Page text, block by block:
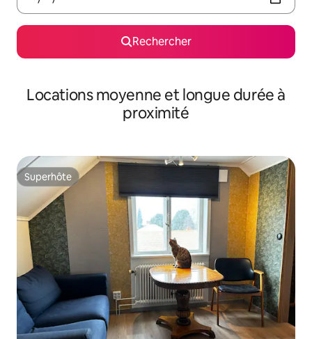
Rechercher
Locations moyenne et longue durée à
proximité
Superhôte
Superhôte